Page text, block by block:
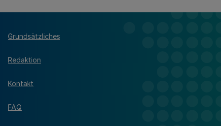
Grundsätzliches
Redaktion
Kontakt
FAQ